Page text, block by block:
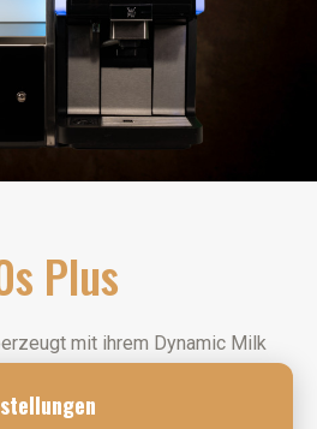
Plus
mit ihrem Dynamic Milk
als auch kalten
liefert. Ob cremiger